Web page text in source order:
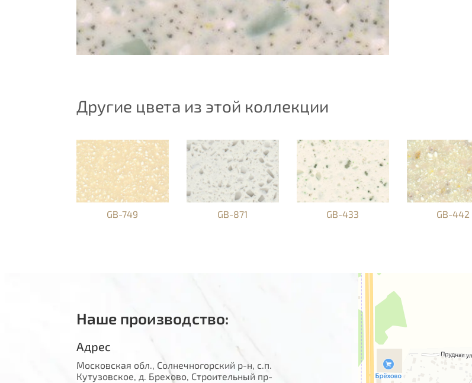
Другие цвета из этой коллекции
GB-749 GB-871 GB-433 GB-442
Наше производство:
Адрес
Московская обл., Солнечногорский р-н, с.п.
Кутузовское, д. Брехово, Строительный пр-